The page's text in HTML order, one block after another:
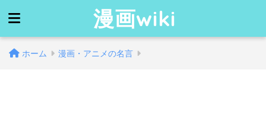
漫画wiki
ホーム 漫画・アニメの名言